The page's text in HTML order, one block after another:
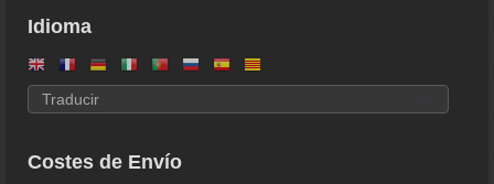
Idioma
Costes de Envío